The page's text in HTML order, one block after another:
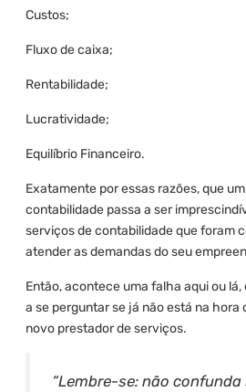
Custos;
Fluxo de caixa;
Rentabilidade;
Lucratividade;
Equilíbrio Financeiro.
Exatamente por essas razões, que
contabilidade passa a ser
serviços de contabilidade que foram
atender as demandas do seu
Então, acontece uma falha aqui ou
a se perguntar se já não está na hora
novo prestador de serviços.
“Lembre-se: não